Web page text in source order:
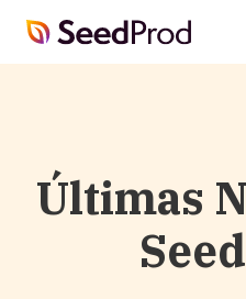
SeedProd
Últimas